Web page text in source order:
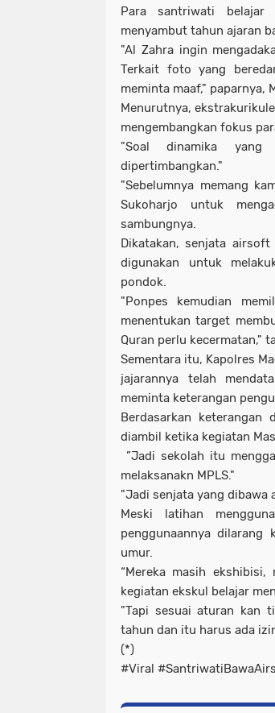
Para santriwati belajar
menyambut tahun ajaran
"Al Zahra ingin
Terkait foto yang
meminta maaf,"
Menurutnya,
mengembangkan fokus
"Soal dinamika
dipertimbangkan."
"Sebelumnya memang
Sukoharjo untuk
sambungnya.
Dikatakan, senjata
digunakan untuk
pondok.
"Ponpes kemudian
menentukan target
Quran perlu kecermatan,"
Sementara itu, Kapolres
jajarannya telah
meminta keterangan
Berdasarkan
diambil ketika kegiatan
”Jadi sekolah itu
melaksanakn MPLS."
"Jadi senjata yang dibawa
Meski latihan
penggunaannya
umur.
“Mereka masih
kegiatan ekskul belajar
"Tapi sesuai aturan kan
tahun dan itu harus ada
(*)
#Viral